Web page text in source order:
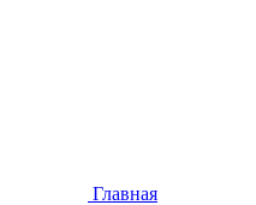
Главная